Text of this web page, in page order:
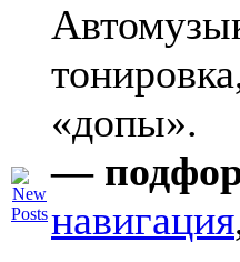
«допы».
—
навигация